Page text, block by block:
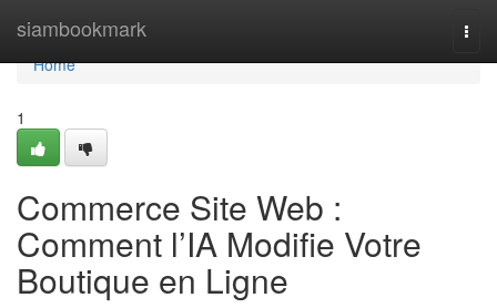
siambookmark
Home
Home
1
Commerce Site Web :
Comment l’IA Modifie Votre
Boutique en Ligne